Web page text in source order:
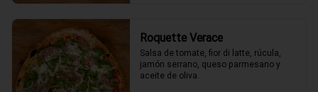
Roquette Verace
Salsa de tomate, fior di latte, rúcula,
jamón serrano, queso parmesano y
aceite de oliva.